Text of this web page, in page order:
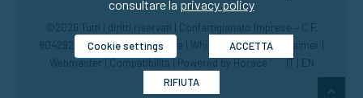
©2026 Tutti i diritti riservati | Confartigianato Imprese – C.F.
80429270582 |Privacy|Cookie Whistleblowing|Disclaimer
Webmaster|Compatibilità| Powered by Horace IT EN
consultare la privacy policy
Cookie settings ACCETTA
RIFIUTA